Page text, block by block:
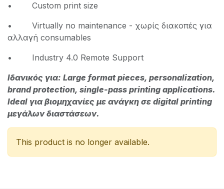
• Custom print size
• Virtually no maintenance - χωρίς διακοπές για
αλλαγή consumables
• Industry 4.0 Remote Support
Ιδανικός για: Large format pieces, personalization,
brand protection, single-pass printing applications.
Ideal για βιομηχανίες με ανάγκη σε digital printing
μεγάλων διαστάσεων.
This product is no longer available.